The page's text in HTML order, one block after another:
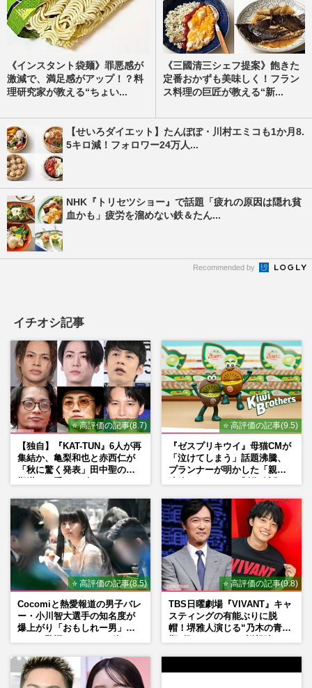
《インスタント袋麺》罪悪感が
激減で、満足感がアップ！？料
理研究家が教える“ちょい...
《三國清三シェフ提案》飽きた
定番おかずも美味しく！フラン
ス料理の巨匠が教える“新...
【せいろダイエット】たんぽぽ・川村エミコも1か月8.
5キロ減！フォロワー24万人...
NHK『トリセツショー』で話題「疲れの原因は隠れ貧
血かも」疲労を溜めない鉄＆たん...
Recommended by
イチオシ記事
⭐ 高評価の記事(8.7)
【独自】『KAT-TUN』6人が再
集結か、亀梨和也と赤西仁が
「秋に驚く発表」田中聖の刑
⭐ 高評価の記事(9.5)
『ゼスプリキウイ』母猫CMが
「泣けてしまう」話題沸騰、
プランナーが明かした「親に
⭐ 高評価の記事(8.5)
Cocomiと熱愛報道の男子バレ
ー・小川智大選手の知名度が
爆上がり「おもしれー男」フ
⭐ 高評価の記事(9.8)
TBS日曜劇場『VIVANT』キャ
スティングの有能ぶりに脱
帽！堺雅人演じる“乃木の青年